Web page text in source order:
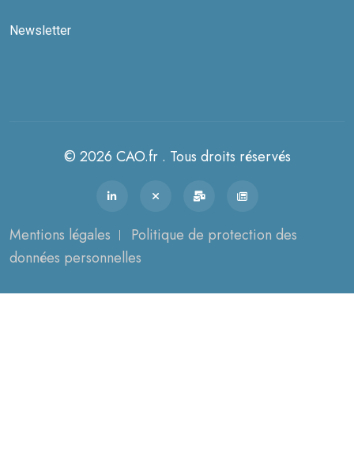
Newsletter
© 2026 CAO.fr . Tous droits réservés
Mentions légales
Politique de protection des
données personnelles